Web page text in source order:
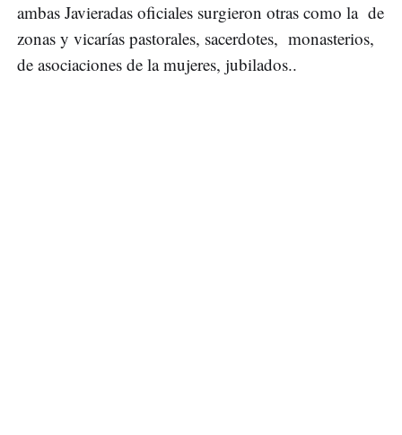
ambas Javieradas oficiales surgieron otras como la de
zonas y vicarías pastorales, sacerdotes, monasterios,
de asociaciones de la mujeres, jubilados..